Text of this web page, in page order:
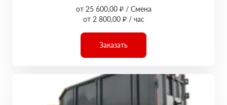
от 25 600,00 ₽ / Смена
от 2 800,00 ₽ / час
Заказать